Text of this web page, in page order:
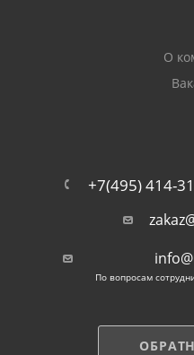
О
+7(495) 414-
По вопросам